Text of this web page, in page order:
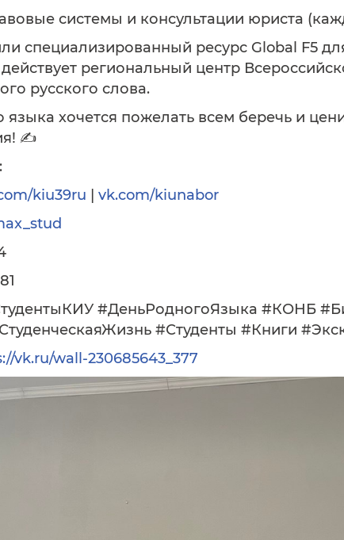
системы и консультации юриста
специализированный ресурс Global F5
региональный центр
русского слова.
языка хочется пожелать всем беречь и
✍
kiu39ru
vk.com/kiunabor
#ДеньРодногоЯзыка #КОНБ
#Студенты #Книги
vk.ru/wall-230685643_377